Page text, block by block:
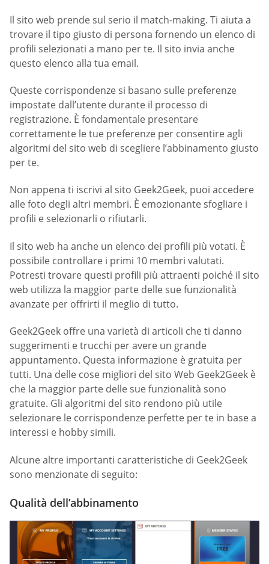
Il sito web prende sul serio il match-making. Ti aiuta a
trovare il tipo giusto di persona fornendo un elenco di
profili selezionati a mano per te. Il sito invia anche
questo elenco alla tua email.
Queste corrispondenze si basano sulle preferenze
impostate dall’utente durante il processo di
registrazione. È fondamentale presentare
correttamente le tue preferenze per consentire agli
algoritmi del sito web di scegliere l’abbinamento giusto
per te.
Non appena ti iscrivi al sito Geek2Geek, puoi accedere
alle foto degli altri membri. È emozionante sfogliare i
profili e selezionarli o rifiutarli.
Il sito web ha anche un elenco dei profili più votati. È
possibile controllare i primi 10 membri valutati.
Potresti trovare questi profili più attraenti poiché il sito
web utilizza la maggior parte delle sue funzionalità
avanzate per offrirti il meglio di tutto.
Geek2Geek offre una varietà di articoli che ti danno
suggerimenti e trucchi per avere un grande
appuntamento. Questa informazione è gratuita per
tutti. Una delle cose migliori del sito Web Geek2Geek è
che la maggior parte delle sue funzionalità sono
gratuite. Gli algoritmi del sito rendono più utile
selezionare le corrispondenze perfette per te in base a
interessi e hobby simili.
Alcune altre importanti caratteristiche di Geek2Geek
sono menzionate di seguito:
Qualità dell’abbinamento